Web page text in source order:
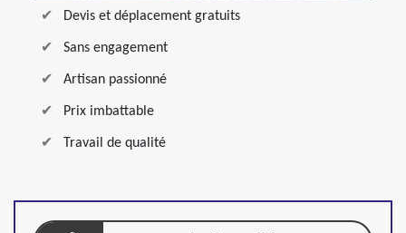
Devis et déplacement gratuits
Sans engagement
Artisan passionné
Prix imbattable
Travail de qualité